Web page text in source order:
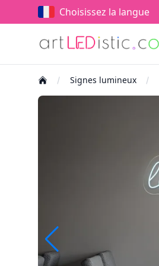
Choisissez la langue
Signes lumineux